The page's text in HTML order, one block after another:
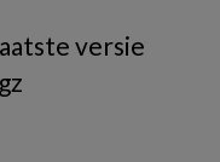
versie